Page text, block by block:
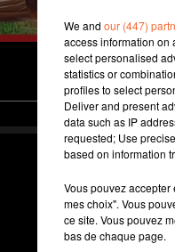
We and our (447)
access information on
select personalised
statistics or
profiles to select
Deliver and present
data such as IP
requested; Use
based on information
Vous pouvez
mes choix". Vous
ce site. Vous pouvez
bas de chaque page.